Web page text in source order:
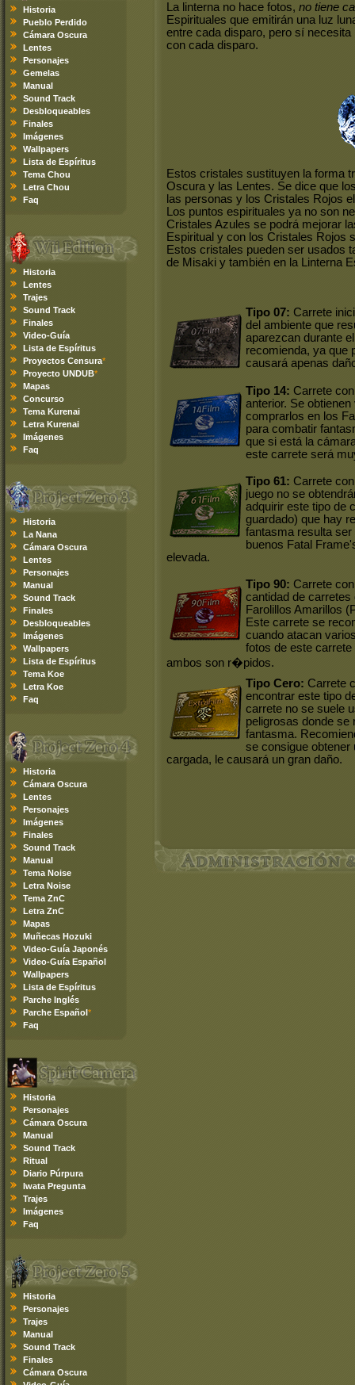
Historia
Pueblo Perdido
Cámara Oscura
Lentes
Personajes
Gemelas
Manual
Sound Track
Desbloqueables
Finales
Imágenes
Wallpapers
Lista de Espíritus
Tema Chou
Letra Chou
Faq
Historia
Lentes
Trajes
Sound Track
Finales
Video-Guía
Lista de Espíritus
Proyectos Censura*
Proyecto UNDUB*
Mapas
Concurso
Tema Kurenai
Letra Kurenai
Imágenes
Faq
Historia
La Nana
Cámara Oscura
Lentes
Personajes
Manual
Sound Track
Finales
Desbloqueables
Imágenes
Wallpapers
Lista de Espíritus
Tema Koe
Letra Koe
Faq
Historia
Cámara Oscura
Lentes
Personajes
Imágenes
Finales
Sound Track
Manual
Tema Noise
Letra Noise
Tema ZnC
Letra ZnC
Mapas
Muñecas Hozuki
Video-Guía Japonés
Video-Guía Español
Wallpapers
Lista de Espíritus
Parche Inglés
Parche Español*
Faq
Historia
Personajes
Cámara Oscura
Manual
Sound Track
Ritual
Diario Púrpura
Iwata Pregunta
Trajes
Imágenes
Faq
Historia
Personajes
Trajes
Manual
Sound Track
Finales
Cámara Oscura
La linterna no hace fotos, no tiene
Espirituales que emitirán una luz
entre cada disparo, pero sí
con cada disparo.
Estos cristales sustituyen la forma
Oscura y las Lentes. Se dice que
las personas y los Cristales Rojos
Los puntos espirituales ya no son
Cristales Azules se podrá mejorar
Espiritual y con los Cristales Rojos
Estos cristales pueden ser usados
de Misaki y también en la Linterna
Tipo 07: Carrete
del ambiente que
aparezcan durante
recomienda, ya que
causará apenas
Tipo 14: Carrete
anterior. Se
comprarlos en los
para combatir
que si está la
este carrete será
Tipo 61: Carrete
juego no se
adquirir este tipo de
guardado) que hay
fantasma resulta ser
buenos Fatal
elevada.
Tipo 90: Carrete
cantidad de carretes
Farolillos Amarillos
Este carrete se
cuando atacan
fotos de este
ambos son r�pidos.
Tipo Cero: Carrete
encontrar este tipo
carrete no se suele
peligrosas donde se
fantasma.
se consigue obtener
cargada, le causará un gran daño.